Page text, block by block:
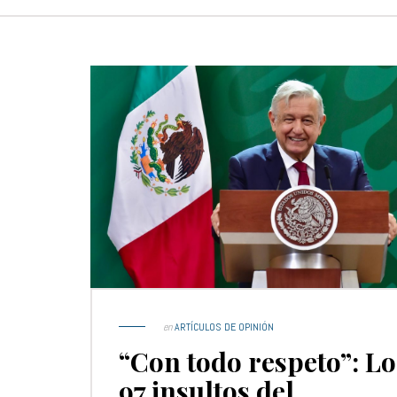
enARTÍCULOS DE OPINIÓN
“Con todo respeto”: